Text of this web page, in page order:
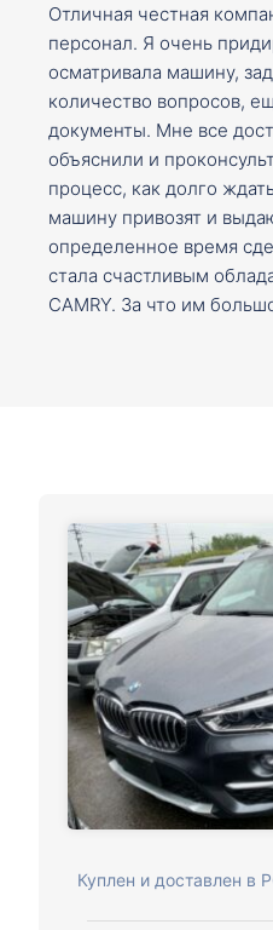
Отличная честная
персонал. Я очень
осматривала машину,
количество вопросов,
документы. Мне все
объяснили и
процесс, как долго
машину привозят и
определенное время
стала счастливым
CAMRY. За что им
Куплен и доставлен в